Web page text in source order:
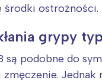
środki ostrożności.
grypy
są podobne do